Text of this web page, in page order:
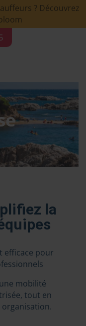
? Découvrez
la
efficace pour
mobilité
tout en